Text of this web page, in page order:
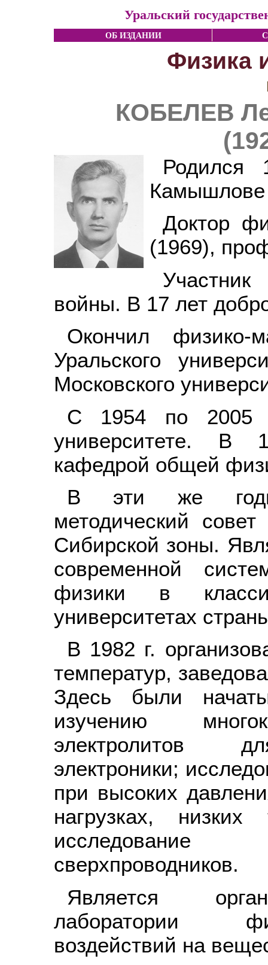
Уральский
ОБ ИЗДАНИИ
Физика
КОБЕЛЕВ
Родился
Камышлове
Доктор
(1969),
войны. В 17 лет
Окончил физико-
Уральского
Московского
С 1954 по 2005
университете. В
кафедрой общей
В эти же годы
методический
Сибирской зоны.
современной
физики в
университетах
В 1982 г.
температур,
Здесь были
изучению
электролитов
электроники;
при высоких
нагрузках,
исследование
сверхпроводников.
Является
лаборатории
воздействий на